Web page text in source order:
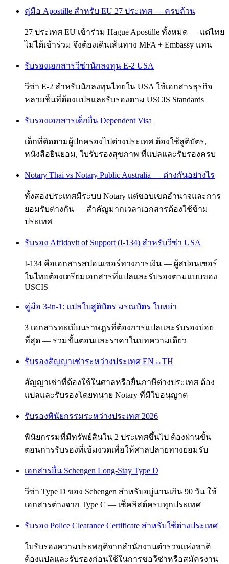
คู่มือ Apostille สำหรับ EU 27 ประเทศ — ครบถ้วน
27 ประเทศ EU เข้าร่วม Hague Apostille ทั้งหมด — แต่ไทย
ไม่ได้เข้าร่วม จึงต้องเดินเส้นทาง MFA + Embassy แทน
รับรองเอกสารวีซ่านักลงทุน E-2 USA
วีซ่า E-2 สำหรับนักลงทุนไทยใน USA ใช้เอกสารธุรกิจ
หลายชิ้นที่ต้องแปลและรับรองตาม USCIS Standards
รับรองเอกสารเด็กยื่น Dependent Visa
เด็กที่ติดตามผู้ปกครองไปต่างประเทศ ต้องใช้สูติบัตร,
หนังสือยินยอม, ใบรับรองสุขภาพ ที่แปลและรับรองครบ
Notary Thai vs Notary Public Australia — ต่างกันอย่างไร
ทั้งสองประเทศมีระบบ Notary แต่ขอบเขตอำนาจและการ
ยอมรับต่างกัน — สำคัญมากเวลาเอกสารต้องใช้ข้าม
ประเทศ
รับรอง Affidavit of Support (I-134) สำหรับวีซ่า USA
I-134 คือเอกสารสปอนเซอร์ทางการเงิน — ผู้สปอนเซอร์
ในไทยต้องเตรียมเอกสารที่แปลและรับรองตามแบบของ
USCIS
คู่มือ 3-in-1: แปลใบสูติบัตร มรณบัตร ใบหย่า
3 เอกสารทะเบียนราษฎรที่ต้องการแปลและรับรองบ่อย
ที่สุด — รวมขั้นตอนและราคาในบทความเดียว
รับรองสัญญาเช่าระหว่างประเทศ EN↔TH
สัญญาเช่าที่ต้องใช้ในศาลหรือยื่นภาษีต่างประเทศ ต้อง
แปลและรับรองโดยทนาย Notary ที่มีใบอนุญาต
รับรองพินัยกรรมระหว่างประเทศ 2026
พินัยกรรมที่มีทรัพย์สินใน 2 ประเทศขึ้นไป ต้องผ่านขั้น
ตอนการรับรองที่เข้มงวดเพื่อให้ศาลปลายทางยอมรับ
เอกสารยื่น Schengen Long-Stay Type D
วีซ่า Type D ของ Schengen สำหรับอยู่นานเกิน 90 วัน ใช้
เอกสารต่างจาก Type C — เช็คลิสต์ครบทุกประเทศ
รับรอง Police Clearance Certificate สำหรับใช้ต่างประเทศ
ใบรับรองความประพฤติจากสำนักงานตำรวจแห่งชาติ
ต้องแปลและรับรองก่อนใช้ในการขอวีซ่าหรือสมัครงาน